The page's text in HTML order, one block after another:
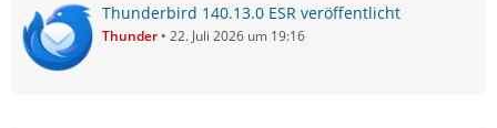
Thunderbird 140.13.0 ESR veröffentlicht
Thunder 22. Juli 2026 um 19:16